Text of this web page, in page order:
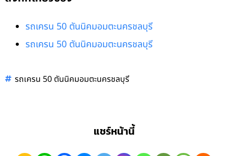
รถเครน 50 ตันนิคมอมตะนครชลบุรี
รถเครน 50 ตันนิคมอมตะนครชลบุรี
รถเครน 50 ตันนิคมอมตะนครชลบุรี
แชร์หน้านี้